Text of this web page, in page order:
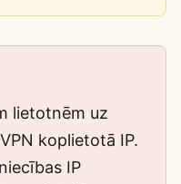
lietotnēm uz
koplietotā IP.
IP